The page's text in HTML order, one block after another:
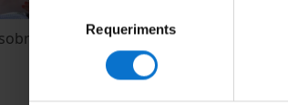
consentiment
Requeriments
intel·ligència
Diálogo: Los efectos
COVID 19 y el futuro
2 March, 2022